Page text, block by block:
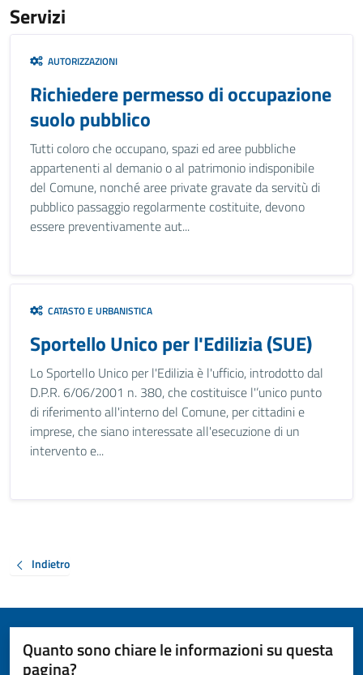
Servizi
AUTORIZZAZIONI
Richiedere permesso di occupazione
suolo pubblico
Tutti coloro che occupano, spazi ed aree pubbliche
appartenenti al demanio o al patrimonio indisponibile
del Comune, nonché aree private gravate da servitù di
pubblico passaggio regolarmente costituite, devono
essere preventivamente aut...
CATASTO E URBANISTICA
Sportello Unico per l'Edilizia (SUE)
Lo Sportello Unico per l'Edilizia è l'ufficio, introdotto dal
D.P.R. 6/06/2001 n. 380, che costituisce l'’unico punto
di riferimento all'interno del Comune, per cittadini e
imprese, che siano interessate all'esecuzione di un
intervento e...
Indietro
Quanto sono chiare le informazioni su questa
pagina?